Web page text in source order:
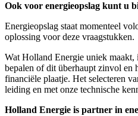
Ook voor energieopslag kunt u
Energieopslag staat momenteel
oplossing voor deze vraagstukken.
Wat Holland Energie uniek maakt,
bepalen of dit überhaupt zinvol en
financiële plaatje. Het selecteren
leiding en met onze technische
Holland Energie is partner in